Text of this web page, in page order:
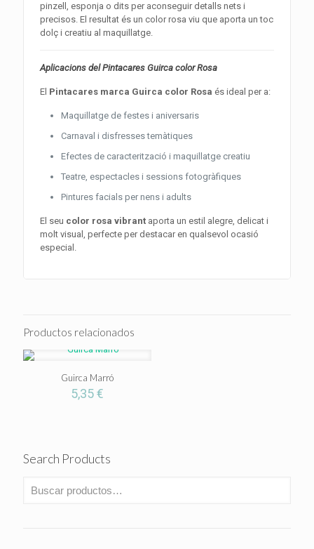
pinzell, esponja o dits per aconseguir detalls nets i
precisos. El resultat és un color rosa viu que aporta un toc
dolç i creatiu al maquillatge.
Aplicacions del Pintacares Guirca color Rosa
El Pintacares marca Guirca color Rosa és ideal per a:
Maquillatge de festes i aniversaris
Carnaval i disfresses temàtiques
Efectes de caracterització i maquillatge creatiu
Teatre, espectacles i sessions fotogràfiques
Pintures facials per nens i adults
El seu color rosa vibrant aporta un estil alegre, delicat i
molt visual, perfecte per destacar en qualsevol ocasió
especial.
Productos relacionados
Guirca Marró
5,35€
Search Products